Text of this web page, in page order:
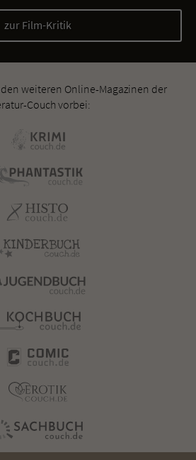
zur Film-Kritik
weiteren Online-Magazinen der
Couch vorbei: